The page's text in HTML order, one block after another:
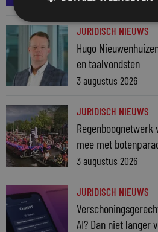
JURIDISCH NIEUWS
Hugo
en taalvondsten
3 augustus 2026
JURIDISCH NIEUWS
mee met
3 augustus 2026
JURIDISCH NIEUWS
AI? Dan niet langer